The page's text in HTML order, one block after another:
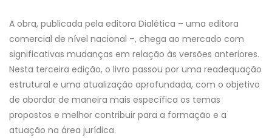
A obra, publicada pela editora Dialética – uma editora
comercial de nível nacional –, chega ao mercado com
significativas mudanças em relação às versões anteriores.
Nesta terceira edição, o livro passou por uma readequação
estrutural e uma atualização aprofundada, com o objetivo
de abordar de maneira mais específica os temas
propostos e melhor contribuir para a formação e a
atuação na área jurídica.